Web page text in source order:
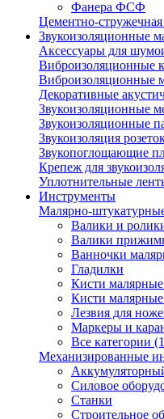
Фанера ФСФ
Цементно-
Звукоизоляционные
Аксессуары для
Виброизоляционные
Виброизоляционные
Декоративные
Звукоизоляционные
Звукоизоляционные
Звукоизоляция
Звукопоглощающие
Крепеж для
Уплотнительные
Инструменты
Малярно-
Валики и
Валики
Ванночки
Гладилки
Кисти
Кисти
Лезвия для
Маркеры и
Все категории
Механизированные
Силовое
Станки
Строительное